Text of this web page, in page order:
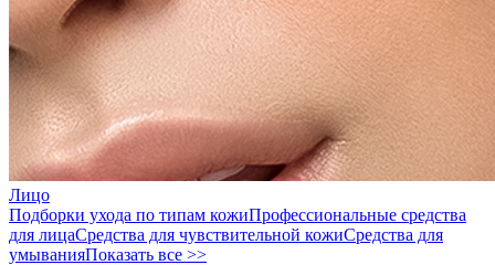
Лицо
Подборки ухода по типам кожиПрофессиональные средства
для лицаСредства для чувствительной кожиСредства для
умыванияПоказать все >>